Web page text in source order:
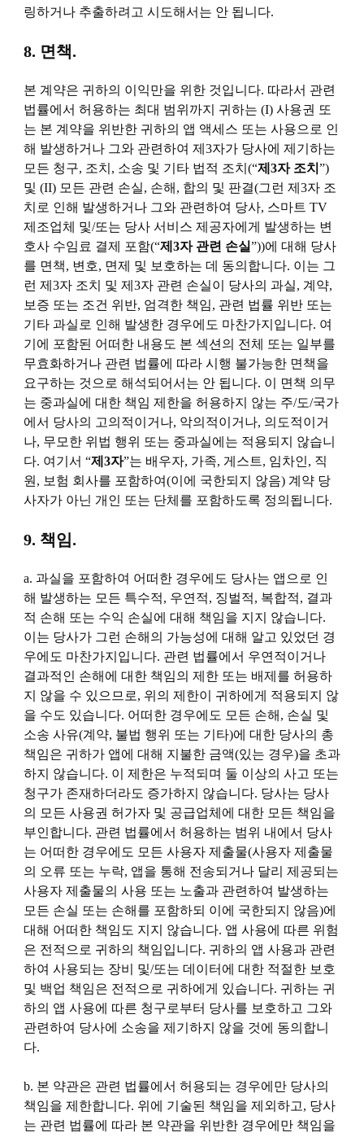
링하거나 추출하려고 시도해서는 안 됩니다.
8. 면책.
본 계약은 귀하의 이익만을 위한 것입니다. 따라서 관련
법률에서 허용하는 최대 범위까지 귀하는 (I) 사용권 또
는 본 계약을 위반한 귀하의 앱 액세스 또는 사용으로 인
해 발생하거나 그와 관련하여 제3자가 당사에 제기하는
모든 청구, 조치, 소송 및 기타 법적 조치(“제3자 조치 ”)
및 (II) 모든 관련 손실, 손해, 합의 및 판결(그런 제3자 조
치로 인해 발생하거나 그와 관련하여 당사, 스마트 TV
제조업체 및/또는 당사 서비스 제공자에게 발생하는 변
호사 수임료 결제 포함(“제3자 관련 손실”))에 대해 당사
를 면책, 변호, 면제 및 보호하는 데 동의합니다. 이는 그
런 제3자 조치 및 제3자 관련 손실이 당사의 과실, 계약,
보증 또는 조건 위반, 엄격한 책임, 관련 법률 위반 또는
기타 과실로 인해 발생한 경우에도 마찬가지입니다. 여
기에 포함된 어떠한 내용도 본 섹션의 전체 또는 일부를
무효화하거나 관련 법률에 따라 시행 불가능한 면책을
요구하는 것으로 해석되어서는 안 됩니다. 이 면책 의무
는 중과실에 대한 책임 제한을 허용하지 않는 주/도/국가
에서 당사의 고의적이거나, 악의적이거나, 의도적이거
나, 무모한 위법 행위 또는 중과실에는 적용되지 않습니
다. 여기서 “제3자”는 배우자, 가족, 게스트, 임차인, 직
원, 보험 회사를 포함하여(이에 국한되지 않음) 계약 당
사자가 아닌 개인 또는 단체를 포함하도록 정의됩니다.
9. 책임.
a. 과실을 포함하여 어떠한 경우에도 당사는 앱으로 인
해 발생하는 모든 특수적, 우연적, 징벌적, 복합적, 결과
적 손해 또는 수익 손실에 대해 책임을 지지 않습니다.
이는 당사가 그런 손해의 가능성에 대해 알고 있었던 경
우에도 마찬가지입니다. 관련 법률에서 우연적이거나
결과적인 손해에 대한 책임의 제한 또는 배제를 허용하
지 않을 수 있으므로, 위의 제한이 귀하에게 적용되지 않
을 수도 있습니다. 어떠한 경우에도 모든 손해, 손실 및
소송 사유(계약, 불법 행위 또는 기타)에 대한 당사의 총
책임은 귀하가 앱에 대해 지불한 금액(있는 경우)을 초과
하지 않습니다. 이 제한은 누적되며 둘 이상의 사고 또는
청구가 존재하더라도 증가하지 않습니다. 당사는 당사
의 모든 사용권 허가자 및 공급업체에 대한 모든 책임을
부인합니다. 관련 법률에서 허용하는 범위 내에서 당사
는 어떠한 경우에도 모든 사용자 제출물(사용자 제출물
의 오류 또는 누락, 앱을 통해 전송되거나 달리 제공되는
사용자 제출물의 사용 또는 노출과 관련하여 발생하는
모든 손실 또는 손해를 포함하되 이에 국한되지 않음)에
대해 어떠한 책임도 지지 않습니다. 앱 사용에 따른 위험
은 전적으로 귀하의 책임입니다. 귀하의 앱 사용과 관련
하여 사용되는 장비 및/또는 데이터에 대한 적절한 보호
및 백업 책임은 전적으로 귀하에게 있습니다. 귀하는 귀
하의 앱 사용에 따른 청구로부터 당사를 보호하고 그와
관련하여 당사에 소송을 제기하지 않을 것에 동의합니
다.
b. 본 약관은 관련 법률에서 허용되는 경우에만 당사의
책임을 제한합니다. 위에 기술된 책임을 제외하고, 당사
는 관련 법률에 따라 본 약관을 위반한 경우에만 책임을